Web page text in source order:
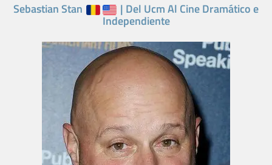
Sebastian Stan | Del Ucm Al Cine Dramático e
Independiente